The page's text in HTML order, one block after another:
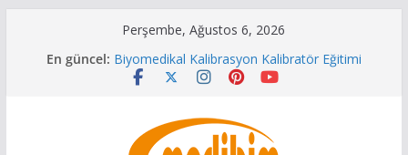
Perşembe, Ağustos 6, 2026
En güncel: Biyomedikal Kalibrasyon Kalibratör Eğitimi
Kalibrasyon Laboratuvarı Yazılımı
Niimbot Türkiye
Gaz Konsantrasyonları hesaplama